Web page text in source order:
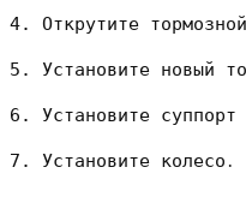
Открутите
Установите новый
Установите
Установите колесо․